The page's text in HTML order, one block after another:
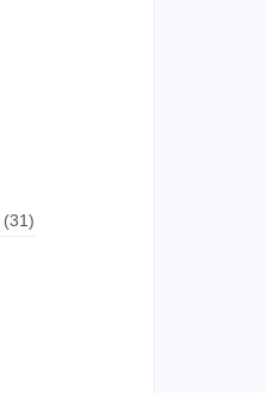
(31)